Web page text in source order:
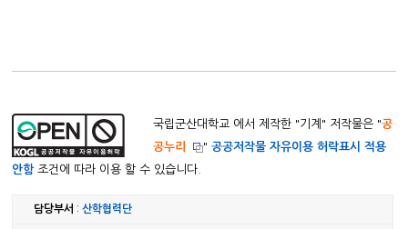
국립군산대학교 에서 제작한 "기계 " 저작물은 "공
공누리
"공공저작물 자유이용 허락표시 적용
안함조건에 따라 이용 할 수 있습니다.
담당부서 :산학협력단